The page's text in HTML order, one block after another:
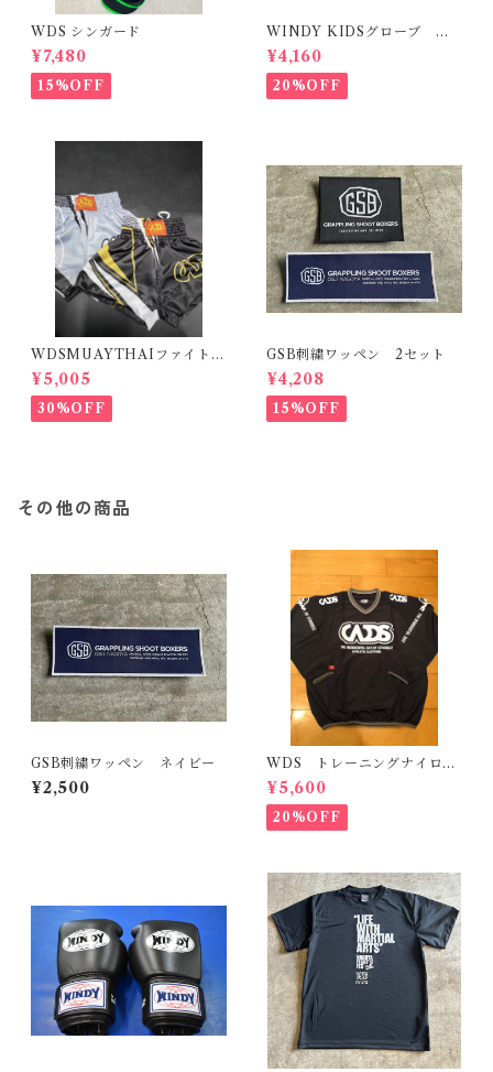
WDS シンガード
¥7,480
15%OFF
WINDY KIDSグローブ M
サイズ ピンク
¥4,160
20%OFF
WDSMUAYTHAIファイトシ
ョーツ２
¥5,005
30%OFF
GSB刺繍ワッペン 2セット
¥4,208
15%OFF
その他の商品
GSB刺繍ワッペン ネイビー
¥2,500
WDS トレーニングナイロン
ピステ
¥5,600
20%OFF